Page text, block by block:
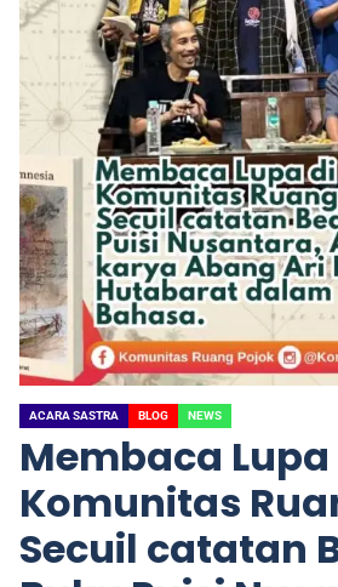
ACARA SASTRA BLOG NEWS
Membaca
Komunitas
Secuil catatan